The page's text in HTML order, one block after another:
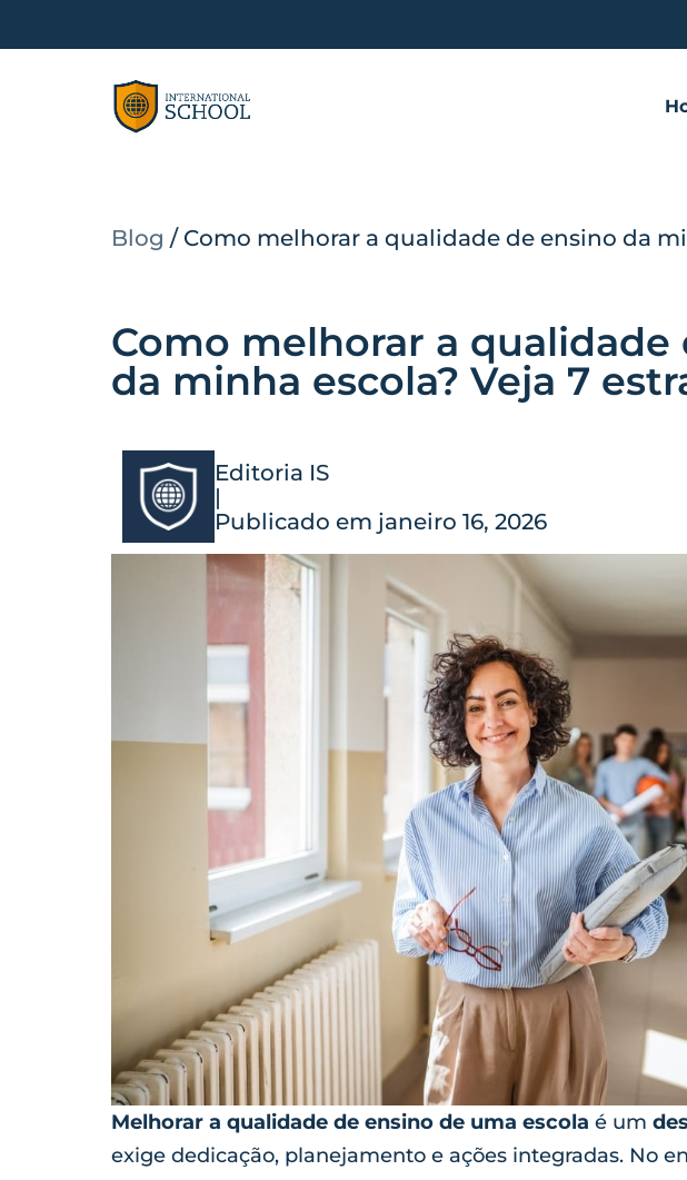
Blog / Como melhorar a qualidade de ensino da
Como melhorar a qualidade
da minha escola? Veja 7
Editoria IS
|
Publicado em janeiro 16, 2026
Melhorar a qualidade de ensino de uma escola é um
exige dedicação, planejamento e ações integradas. No